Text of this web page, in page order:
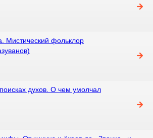
Мистический фольклор
духов. О чем умолчал